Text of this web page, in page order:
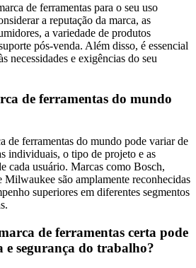
de ferramentas para o seu uso
a reputação da marca, as
a variedade de produtos
pós-venda. Além disso, é essencial
necessidades e exigências do seu
de ferramentas do mundo
de ferramentas do mundo pode variar de
individuais, o tipo de projeto e as
cada usuário. Marcas como Bosch,
são amplamente reconhecidas
superiores em diferentes segmentos
de ferramentas certa pode
e segurança do trabalho?